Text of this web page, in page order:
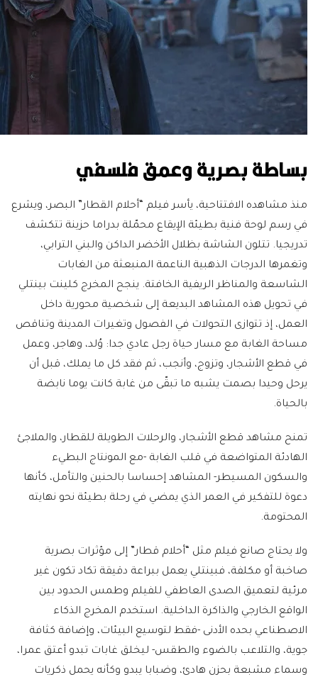
بساطة بصرية وعمق فلسفي
منذ مشاهده الافتتاحية، يأسر فيلم “أحلام القطار” البصر، ويشرع
في رسم لوحة فنية بطيئة الإيقاع محمّلة بدراما حزينة تتكشف
تدريجيا. تتلون الشاشة بظلال الأخضر الداكن والبني الترابي،
وتغمرها الدرجات الذهبية الناعمة المنبعثة من الغابات
الشاسعة والمناظر الريفية الخافتة. ينجح المخرج كلينت بينتلي
في تحويل هذه المشاهد البديعة إلى شخصية محورية داخل
العمل، إذ تتوازى التحولات في الفصول وتغيرات المدينة وتناقص
مساحة الغابة مع مسار حياة رجل عادي جدا: وُلد، وهاجر، وعمل
في قطع الأشجار، وتزوج، وأنجب، ثم فقد كل ما يملك، قبل أن
يرحل وحيدا بصمت يشبه ما تبقّى من غابة كانت يوما نابضة
بالحياة.
تمنح مشاهد قطع الأشجار، والرحلات الطويلة للقطار، والملاجئ
الهادئة المتواضعة في قلب الغابة -مع المونتاج البطيء
والسكون المسيطر- المشاهد إحساسا بالحنين والتأمل، كأنها
دعوة للتفكير في العمر الذي يمضي في رحلة بطيئة نحو نهايته
المحتومة.
ولا يحتاج صانع فيلم مثل “أحلام قطار” إلى مؤثرات بصرية
صاخبة أو مكلفة، فبينتلي يعمل ببراعة دقيقة تكاد تكون غير
مرئية لتعميق الصدى العاطفي للفيلم وطمس الحدود بين
الواقع الخارجي والذاكرة الداخلية. استخدم المخرج الذكاء
الاصطناعي بحده الأدنى -فقط لتوسيع البيئات، وإضافة كثافة
جوية، والتلاعب بالضوء والطقس- ليخلق غابات تبدو أعتق عمرا،
وسماء مشبعة بحزن هادئ، وضبابا يبدو وكأنه يحمل ذكريات